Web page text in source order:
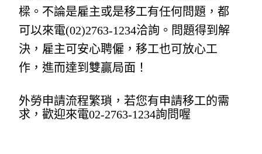
樑。不論是雇主或是移工有任何問題，都
可以來電(02)2763-1234洽詢。問題得到解
決，雇主可安心聘僱，移工也可放心工
作，進而達到雙贏局面！
外勞申請流程繁瑣，若您有申請移工的需
求，歡迎來電02-2763-1234詢問喔